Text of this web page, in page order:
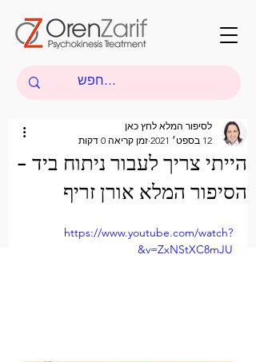
הייתי צריך לעבור ניתוח ביד -
הסיפור המלא אורן זריף
לסיפור המלא לחץ כאן
12 בספט׳ 2021
זמן קריאה 0 דקות
https://www.youtube.com/watch?
v=ZxNStXC8mJU&